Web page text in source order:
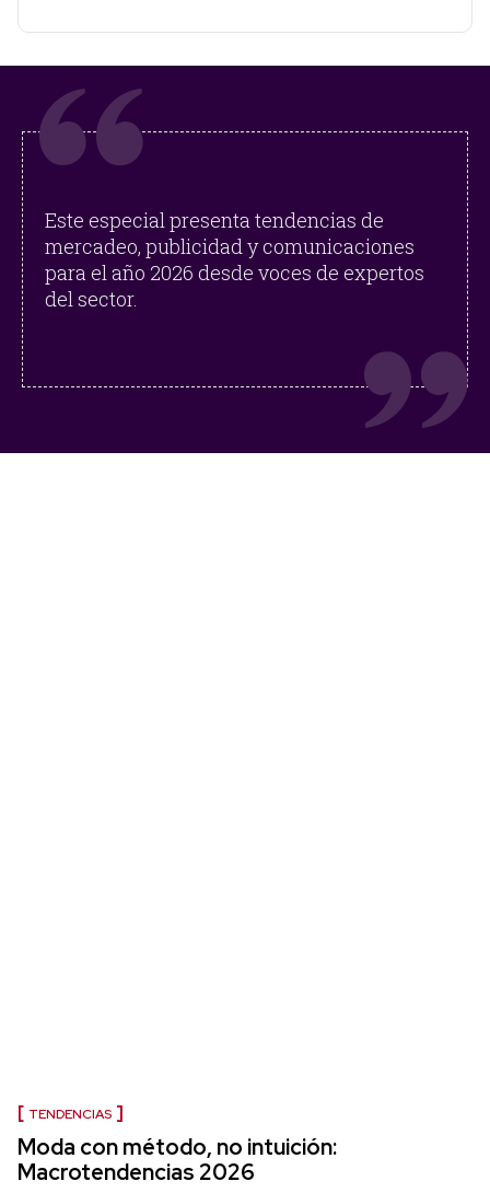
Este especial presenta tendencias de
mercadeo, publicidad y comunicaciones
para el año 2026 desde voces de expertos
del sector.
TENDENCIAS
Moda con método, no intuición:
Macrotendencias 2026